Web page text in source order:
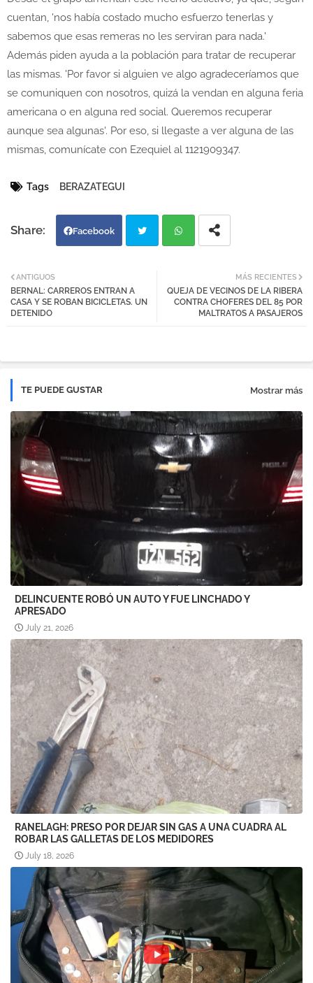
cuentan, 'nos había costado mucho esfuerzo tenerlas y
sabemos que esas remeras no les serviran para nada.'
Además piden ayuda a la población para tratar de recuperar
las mismas. 'Por favor si alguien ve algo agradeceríamos que
se comuniquen con nosotros, quizá la vendan en alguna feria
americana o en alguna red social. Queremos recuperar
aunque sea algunas'. Por eso, si llegaste a ver alguna de las
mismas, comunícate con Ezequiel al 1121909347.
Tags BERAZATEGUI
Facebook
tter atsa
MÁS RECIENTES
QUEJA DE VECINOS DE LA RIBERA
CONTRA CHOFERES DEL 85 POR
MALTRATOS A PASAJEROS
ANTIGUOS
BERNAL: CARREROS ENTRAN A
CASA Y SE ROBAN BICICLETAS. UN
DETENIDO
TE PUEDE GUSTAR Mostrar más
DELINCUENTE ROBÓ UN AUTO Y FUE LINCHADO Y
APRESADO
July 21, 2026
RANELAGH: PRESO POR DEJAR SIN GAS A UNA CUADRA AL
ROBAR LAS GALLETAS DE LOS MEDIDORES
July 18, 2026